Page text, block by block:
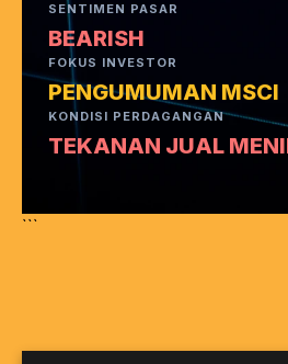
SENTIMEN PASAR
BEARISH
FOKUS INVESTOR
PENGUMUMAN MSCI
KONDISI PERDAGANGAN
TEKANAN JUAL
```